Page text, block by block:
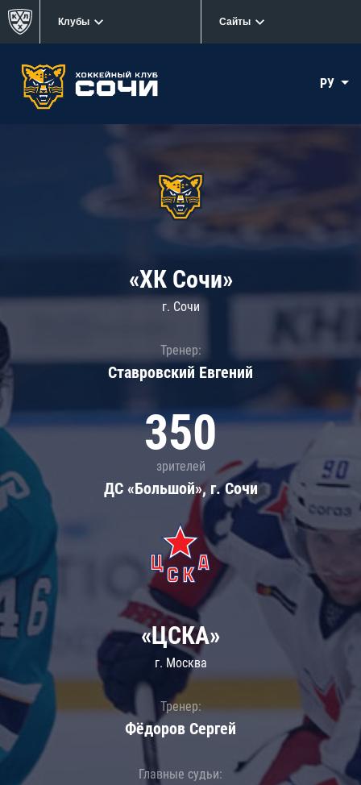
Клубы Сайты
РУ
«ХК Сочи»
г. Сочи
Тренер:
Ставровский Евгений
350
зрителей
ДС «Большой», г. Сочи
«ЦСКА»
г. Москва
Тренер:
Фёдоров Сергей
Главные судьи: